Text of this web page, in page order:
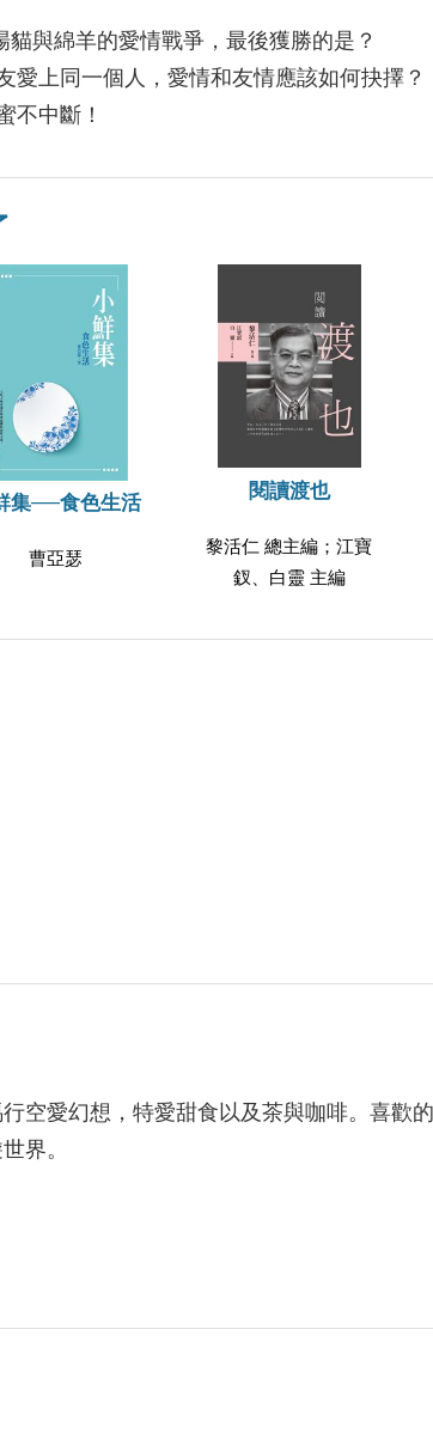
與綿羊的愛情戰爭，最後獲勝的是？
愛上同一個人，愛情和友情應該如何抉擇？
不中斷！
集──食色生活
曹亞瑟
閱讀渡也
黎活仁 總主編；江寶
釵、白靈 主編
樓附近遊蕩，你就很有可能會碰上那個……
在那棟鬧鬼大樓裡。
卻忽然聽見一陣溫柔的吉他聲。
沈眽的暗戀對象：大三的梁斯望。
，彷彿對這世界的運轉毫不在乎，對一切
覺地對這位神祕學長感到好奇。
空愛幻想，特愛甜食以及茶與咖啡。喜歡
界。